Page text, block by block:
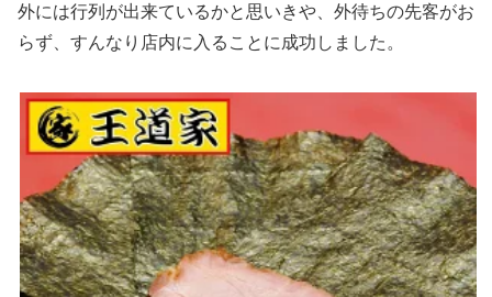
外には行列が出来ているかと思いきや、外待ちの先客がお
らず、すんなり店内に入ることに成功しました。